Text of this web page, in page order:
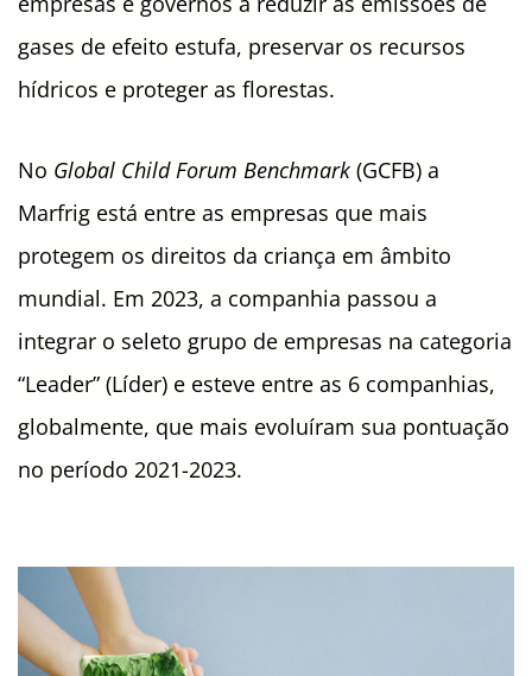
gases de efeito estufa, preservar os recursos
hídricos e proteger as florestas.
No Global Child Forum Benchmark (GCFB) a
Marfrig está entre as empresas que mais
protegem os direitos da criança em âmbito
mundial. Em 2023, a companhia passou a
integrar o seleto grupo de empresas na categoria
“Leader” (Líder) e esteve entre as 6 companhias,
globalmente, que mais evoluíram sua pontuação
no período 2021-2023.